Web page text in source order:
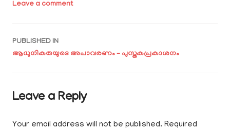
Leave a comment
Post
PUBLISHED IN
ആധുനികതയുടെ അപാവരണം – പുസ്തകപ്രകാശനം
Leave a Reply
Your email address will not be published. Required